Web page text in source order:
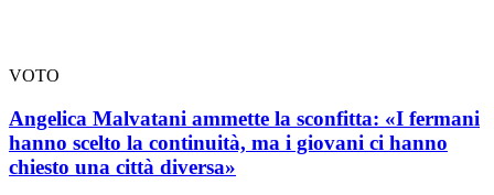
VOTO
Angelica Malvatani ammette la sconfitta: «I fermani
hanno scelto la continuità, ma i giovani ci hanno
chiesto una città diversa»